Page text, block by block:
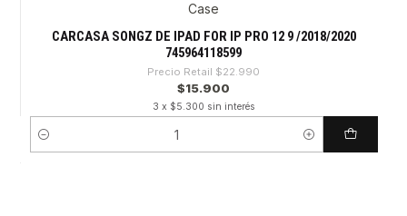
Case
CARCASA SONGZ DE IPAD FOR IP PRO 12 9 /2018/2020
745964118599
Precio Retail $22.990
$15.900
3 x $5.300 sin interés
Cantidad